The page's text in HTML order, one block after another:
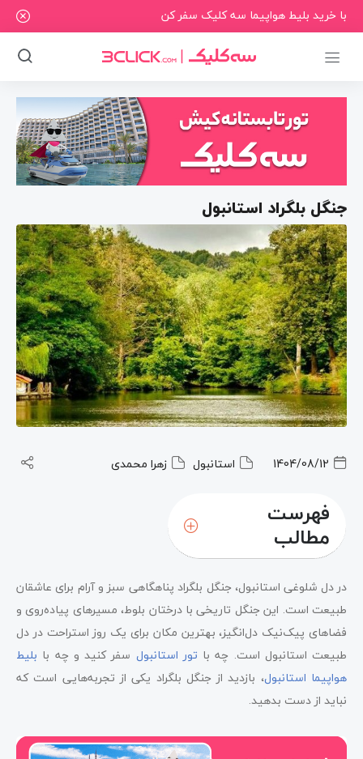
با خرید بلیط هواپیما سه کلیک سفر کن
جنگل بلگراد استانبول
1404/08/12 استانبول زهرا محمدی
فهرست
مطالب
جنگل بلگراد استانبول کجاست؟
در دل شلوغی استانبول، جنگل بلگراد پناهگاهی سبز و آرام برای عاشقان
طبیعت است. این جنگل تاریخی با درختان بلوط، مسیرهای پیاده‌روی و
فضاهای پیک‌نیک دل‌انگیز، بهترین مکان برای یک روز استراحت در دل
طبیعت استانبول است. چه با تور استانبول سفر کنید و چه با بلیط
هواپیما استانبول، بازدید از جنگل بلگراد یکی از تجربه‌هایی است که
نباید از دست بدهید.